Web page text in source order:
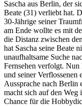
Sascha aus Berlin, der
Beate (31) verliebt hat.
30-Jährige seiner
am Ende wollte es mit
die Distanz zwischen
hat Sascha seine Beate
unaufhaltsame Suche
Fernsehen verfolgt. Nun
und seiner Verflossenen
Aussprache nach Berlin
macht sich auf den Weg
Chance für die